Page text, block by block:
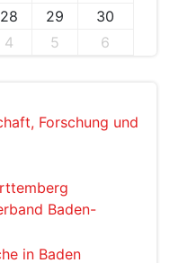
28 29
30
4 5 6